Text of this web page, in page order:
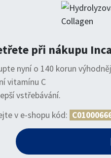
při nákupu
nyní o 140 korun
vitamínu C
vstřebávání.
v e-shopu kód: